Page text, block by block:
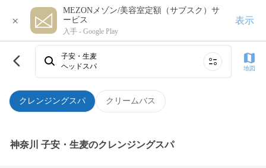
×
MEZONメゾン/美容室定額（サブスク）サ
ービス
入手 - Google Play
表示
クレンジングスパ クリームバス
子安・生麦
ヘッドスパ
地図
神奈川 子安・生麦のクレンジングスパ